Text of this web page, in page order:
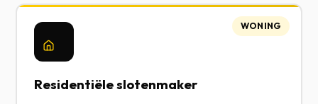
Residentiële slotenmaker
WONING